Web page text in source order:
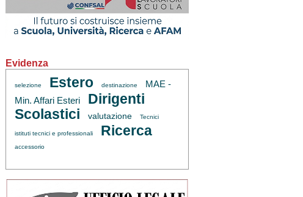
Evidenza
selezione Estero destinazione
MAE -
Min. Affari Esteri
Dirigenti
Scolastici
valutazione Tecnici
istituti tecnici e professionali Ricerca
accessorio